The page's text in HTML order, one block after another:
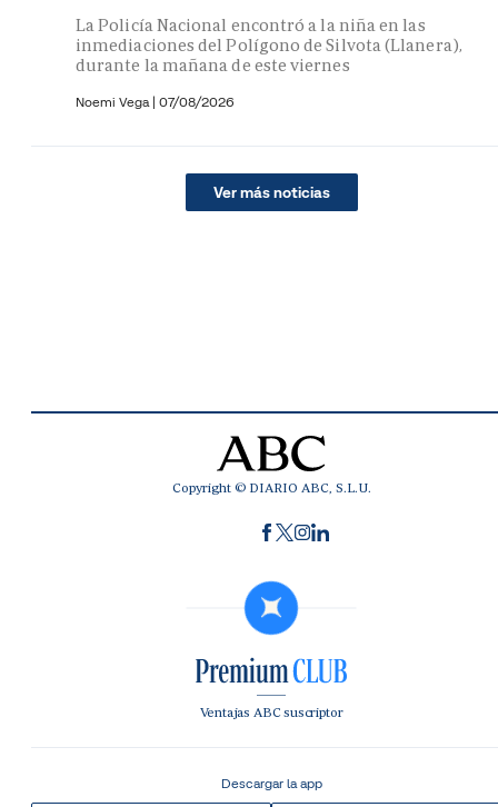
La Policía Nacional encontró a la niña en las
inmediaciones del Polígono de Silvota (Llanera),
durante la mañana de este viernes
Noemi Vega | 07/08/2026
Ver más noticias
Copyright © DIARIO ABC, S.L.U.
Ventajas ABC suscriptor
Descargar la app